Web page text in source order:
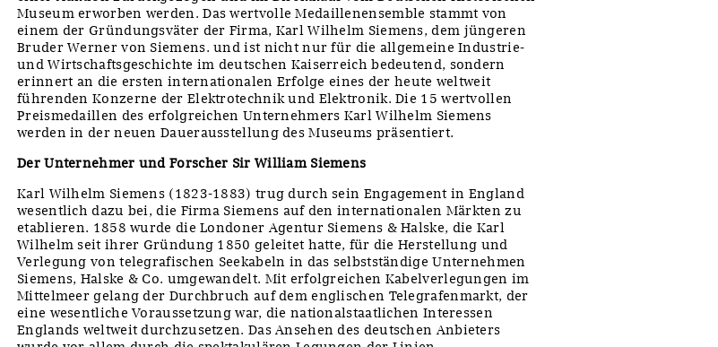
Museum erworben werden. Das wertvolle Medaillenensemble stammt von
einem der Gründungsväter der Firma, Karl Wilhelm Siemens, dem jüngeren
Bruder Werner von Siemens. und ist nicht nur für die allgemeine Industrie-
und Wirtschaftsgeschichte im deutschen Kaiserreich bedeutend, sondern
erinnert an die ersten internationalen Erfolge eines der heute weltweit
führenden Konzerne der Elektrotechnik und Elektronik. Die 15 wertvollen
Preismedaillen des erfolgreichen Unternehmers Karl Wilhelm Siemens
werden in der neuen Dauerausstellung des Museums präsentiert.
Der Unternehmer und Forscher Sir William Siemens
Karl Wilhelm Siemens (1823-1883) trug durch sein Engagement in England
wesentlich dazu bei, die Firma Siemens auf den internationalen Märkten zu
etablieren. 1858 wurde die Londoner Agentur Siemens & Halske, die Karl
Wilhelm seit ihrer Gründung 1850 geleitet hatte, für die Herstellung und
Verlegung von telegrafischen Seekabeln in das selbstständige Unternehmen
Siemens, Halske & Co. umgewandelt. Mit erfolgreichen Kabelverlegungen im
Mittelmeer gelang der Durchbruch auf dem englischen Telegrafenmarkt, der
eine wesentliche Voraussetzung war, die nationalstaatlichen Interessen
Englands weltweit durchzusetzen. Das Ansehen des deutschen Anbieters